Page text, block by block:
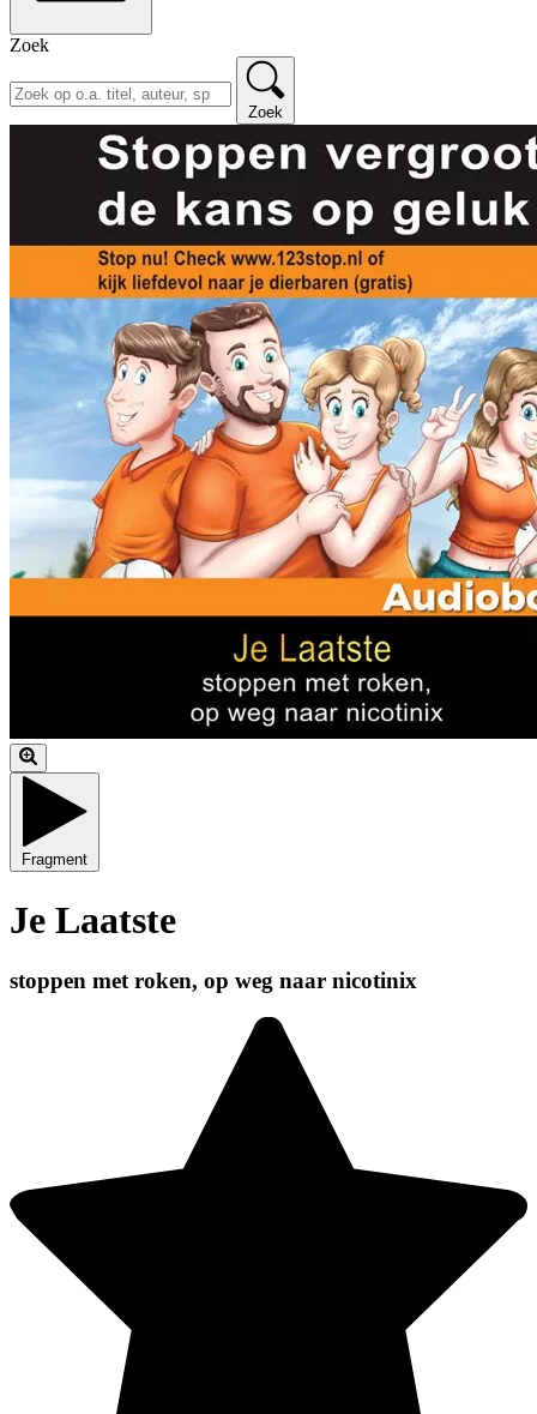
Zoek
Zoek
Fragment
Je Laatste
stoppen met roken, op weg naar nicotinix